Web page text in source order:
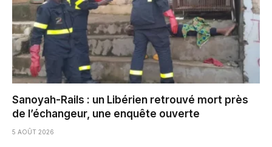
Sanoyah-Rails : un Libérien retrouvé mort près
de l’échangeur, une enquête ouverte
5 AOÛT 2026